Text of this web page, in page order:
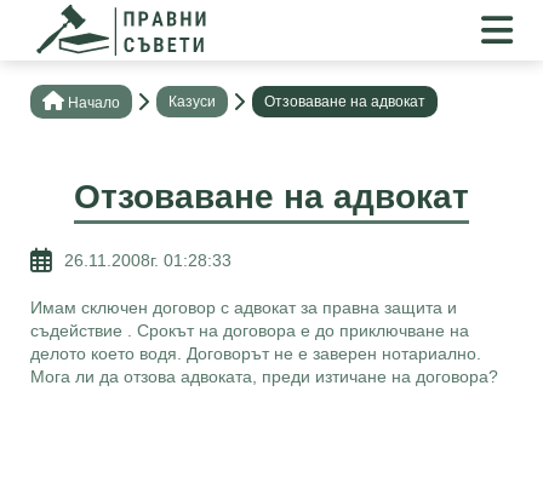
Нaчало Казуси Отзоваване на адвокат
Отзоваване на адвокат
26.11.2008г. 01:28:33
Имам сключен договор с адвокат за правна защита и
съдействие . Срокът на договора е до приключване на
делото което водя. Договорът не е заверен нотариално.
Мога ли да отзова адвоката, преди изтичане на договора?